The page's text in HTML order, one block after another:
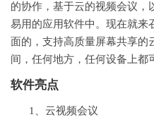
的协作，基于云的视频会议，
易用的应用软件中。现在就来
面的，支持高质量屏幕共享的
间，任何地方，任何设备上都
软件亮点
1、云视频会议